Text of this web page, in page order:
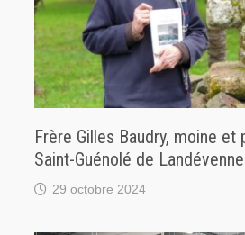
Frère Gilles Baudry, moine et
Saint-Guénolé de
29 octobre 2024